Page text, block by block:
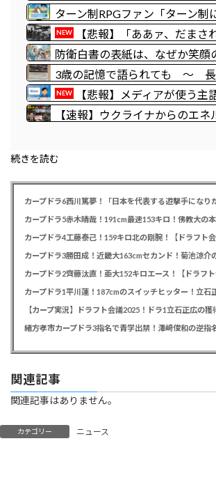
中学生に「核を持たないで日本
か？」「日本も原爆を持たない
と言われ絶句 ………
ターン制RPGファン「ターン制
の良さがあると思います」
NEW
【悲報】「ああァ、だまさ
今度生れる時はアメリカへ生
歳で戦死した特攻隊員が出撃前
た本音
防衛白書の表紙は、なぜか笑顔
メ風に描かれ… 安保政策の大
ハグ感に戸惑いの声
3歳の記憶で語られても 〜 長
のお爺ちゃん(84)、学生に『日
必要』と言われびっくり
NEW
【悲報】メディアが使う主
正体、ガチでこれだったｗｗｗ
【速報】ウクライナからのエネ
ア行き」
続きを読む
カープドラ4工藤泰己！159キロ北の剛腕！【ドラフト会
カープドラ2齊藤汰直！亜大152キロエース！【ドラフト
【カープ実況】ドラフト会議2025！ドラ1立石正広の獲
関連記事
関連記事はありません。
カテゴリー ニュース